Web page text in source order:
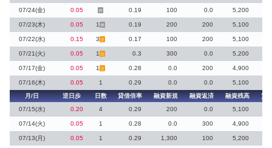
07/24(金) 0.05 停 0.19 100 0.0 5,200
07/23(木) 0.05 1 停 0.19 200 200 5,100
07/22(水) 0.15 3 注 0.17 100 200 5,100
07/21(火) 0.05 1 注 0.3 300 0.0 5,200
07/17(金) 0.05 1 注 0.28 0.0 200 4,900
07/16(木) 0.05 1 0.29 0.0 0.0
5,100
月/日
逆日歩 日数 貸借倍率 融資新規 融資返済 融資残高
貸
07/15(水)
0.20 4 0.29 200 0.0 5,100
07/14(火) 0.05 1 0.28 0.0 300 4,900
07/13(月) 0.05 1 0.29 1,300 100 5,200